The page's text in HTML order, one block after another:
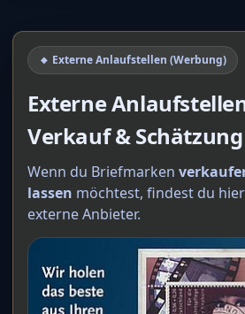
🔸 Externe Anlaufstellen (Werbung)
Externe
Verkauf & Schätzung
Wenn du Briefmarken
lassen möchtest, findest du
externe Anbieter.